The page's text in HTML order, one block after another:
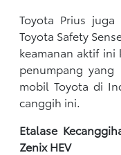
Toyota Prius
Toyota Safety
keamanan aktif
penumpang
mobil Toyota di
canggih ini.
Etalase
Zenix HEV